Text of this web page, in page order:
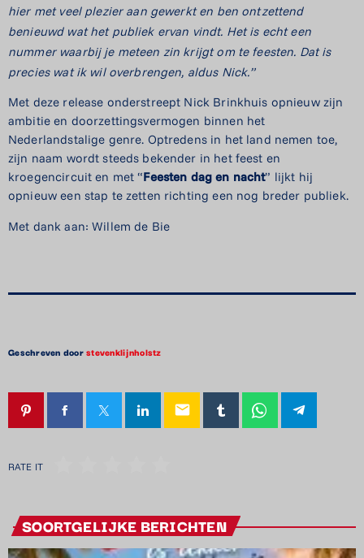
hier met veel plezier aan gewerkt en ben ontzettend
benieuwd wat het publiek ervan vindt. Het is echt een
nummer waarbij je meteen zin krijgt om te feesten. Dat is
precies wat ik wil overbrengen, aldus Nick.”
Met deze release onderstreept Nick Brinkhuis opnieuw zijn
ambitie en doorzettingsvermogen binnen het
Nederlandstalige genre. Optredens in het land nemen toe,
zijn naam wordt steeds bekender in het feest en
kroegencircuit en met “Feesten dag en nacht” lijkt hij
opnieuw een stap te zetten richting een nog breder publiek.
Met dank aan: Willem de Bie
Geschreven doorstevenklijnholstz
email
RATE IT
SOORTGELIJKE BERICHTEN